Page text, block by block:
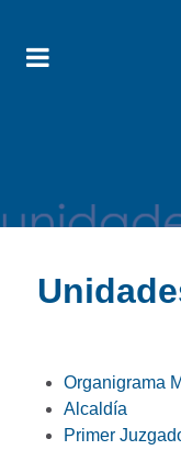
Organigrama
Alcaldía
Primer